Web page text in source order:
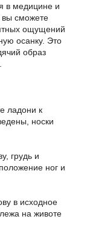
в медицине и
вы сможете
ощущений
осанку. Это
образ
ладони к
носки
грудь и
ног и
в исходное
на животе